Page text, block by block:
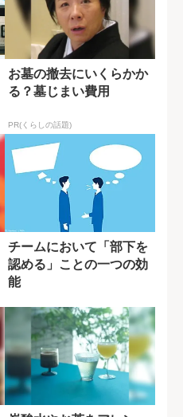
お墓の撤去にいくらかか
る？墓じまい費用
PR(くらしの話題)
チームにおいて「部下を
認める」ことの一つの効
能